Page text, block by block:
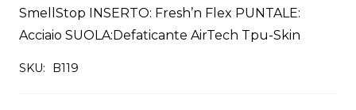
SmellStop INSERTO: Fresh’n Flex PUNTALE:
Acciaio SUOLA:Defaticante AirTech Tpu-Skin
SKU: B119